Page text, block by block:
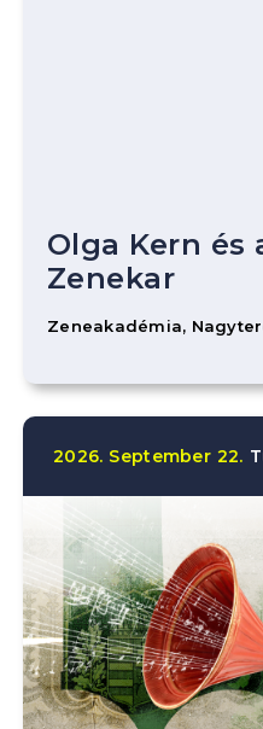
Olga Kern és
Zenekar
Zeneakadémia,
2026. September 22.